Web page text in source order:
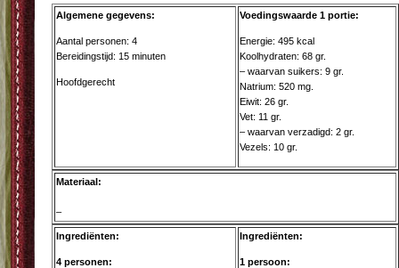
Algemene gegevens:
Aantal personen: 4
Bereidingstijd: 15 minuten
Hoofdgerecht
Voedingswaarde 1 portie:
Energie: 495 kcal
Koolhydraten: 68 gr.
– waarvan suikers: 9 gr.
Natrium: 520 mg.
Eiwit: 26 gr.
Vet: 11 gr.
– waarvan verzadigd: 2 gr.
Vezels: 10 gr.
Materiaal:
–
Ingrediënten:
4 personen:
Ingrediënten:
1 persoon: